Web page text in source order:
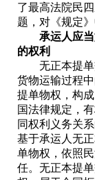
了最高法院民
题，对《规定
承运人应
的权利
无正本提单
货物运输过程
提单物权，构
国法律规定，
同权利义务关
基于承运人无
单物权，依照
任。无正本提